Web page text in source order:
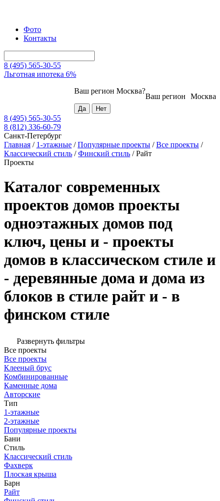
Фото
Контакты
8 (495) 565-30-55
Льготная ипотека 6%
Москва
Ваш регион
Ваш регион Москва?
8 (495) 565-30-55
8 (812) 336-60-79
Санкт-Петербург
Главная / 1-этажные /Популярные проекты /Все проекты /
Классический стиль /Финский стиль /Райт
Проекты
Каталог современных
проектов домов проекты
одноэтажных домов под
ключ, цены и - проекты
домов в классическом стиле и
- деревянные дома и дома из
блоков в стиле райт и - в
финском стиле
Развернуть фильтры
Все проекты
Все проекты
Клееный брус
Комбинированные
Каменные дома
Авторские
Тип
1-этажные
2-этажные
Популярные проекты
Бани
Стиль
Классический стиль
Фахверк
Плоская крыша
Барн
Райт